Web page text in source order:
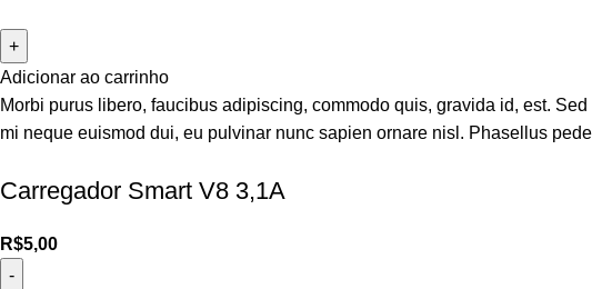
Adicionar ao carrinho
Morbi purus libero, faucibus adipiscing, commodo quis, gravida id, est.
mi neque euismod dui, eu pulvinar nunc sapien ornare nisl. Phasellus
Carregador Smart V8 3,1A
R$5,00